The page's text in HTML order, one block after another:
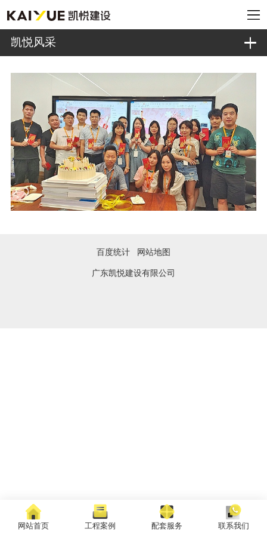
凯悦风采
百度统计 网站地图
广东凯悦建设有限公司
网站首页 工程案例 配套服务 联系我们